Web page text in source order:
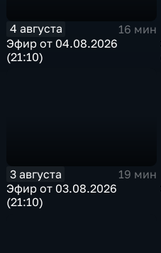
4 августа
16 мин
Эфир от 04.08.2026
(21:10)
3 августа
19 мин
Эфир от 03.08.2026
(21:10)